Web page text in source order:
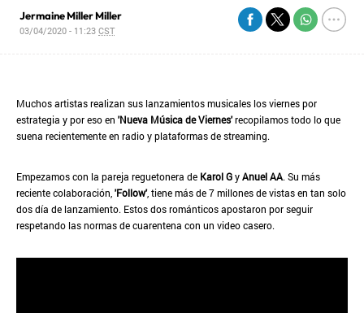
Jermaine Miller Miller
03/04/2020 - 11:23CST
Muchos artistas realizan sus lanzamientos musicales los viernes por
estrategia y por eso en 'Nueva Música de Viernes'recopilamos todo lo que
suena recientemente en radio y plataformas de streaming.
Empezamos con la pareja reguetonera de Karol GyAnuel AA. Su más
reciente colaboración, 'Follow', tiene más de 7 millones de vistas en tan solo
dos día de lanzamiento. Estos dos románticos apostaron por seguir
respetando las normas de cuarentena con un video casero.